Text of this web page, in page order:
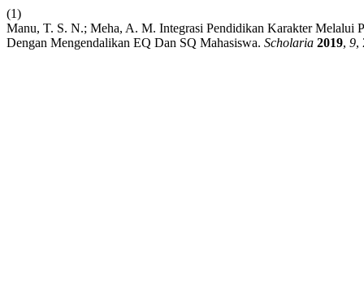
(1)
Manu, T. S. N.; Meha, A. M. Integrasi Pendidikan Karakter Melalui
Dengan Mengendalikan EQ Dan SQ Mahasiswa. Scholaria 2019, 9,